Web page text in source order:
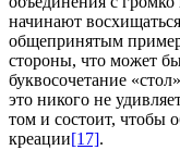
начинают
общепринятым
стороны, что может
буквосочетание
это никого не
том и состоит, чтобы
креации[17].